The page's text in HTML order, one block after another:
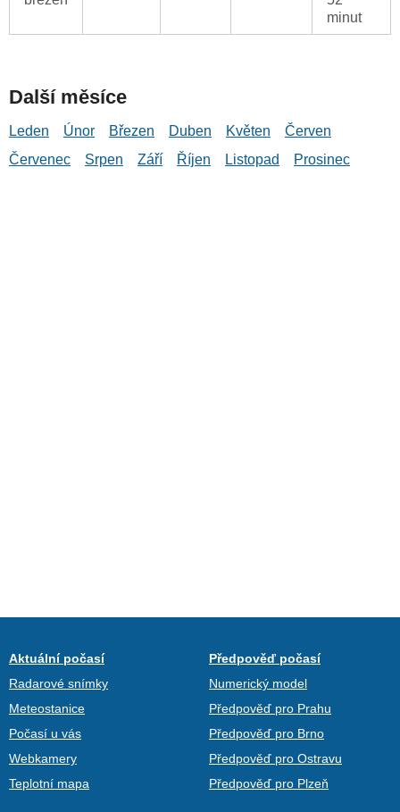
minut
Další měsíce
Leden Únor Březen Duben Květen
Červen
Červenec
Srpen Září Říjen Listopad Prosinec
Aktuální počasí
Radarové snímky
Meteostanice
Počasí u vás
Webkamery
Teplotní mapa
Předpověď počasí
Numerický model
Předpověď pro Prahu
Předpověď pro Brno
Předpověď pro Ostravu
Předpověď pro Plzeň